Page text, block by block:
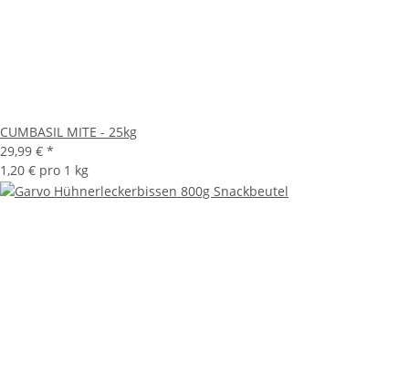
CUMBASIL MITE - 25kg
29,99 € *
1,20 € pro 1 kg